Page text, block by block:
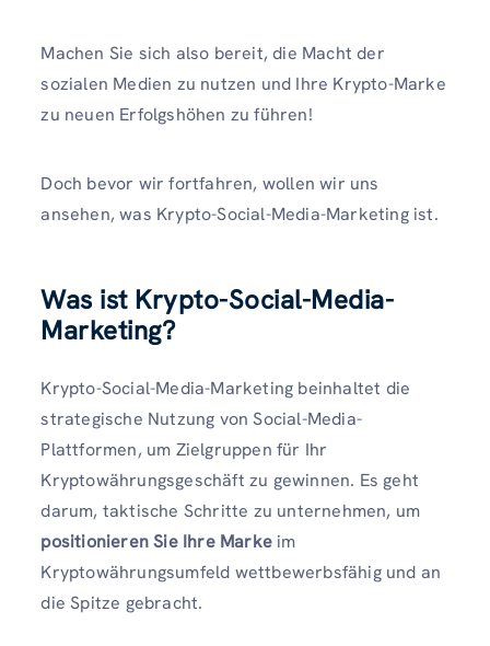
Machen Sie sich also bereit, die Macht der
sozialen Medien zu nutzen und Ihre Krypto-Marke
zu neuen Erfolgshöhen zu führen!
Doch bevor wir fortfahren, wollen wir uns
ansehen, was Krypto-Social-Media-Marketing ist.
Was ist Krypto-Social-Media-
Marketing?
Krypto-Social-Media-Marketing beinhaltet die
strategische Nutzung von Social-Media-
Plattformen, um Zielgruppen für Ihr
Kryptowährungsgeschäft zu gewinnen. Es geht
darum, taktische Schritte zu unternehmen, um
positionieren Sie Ihre Marke im
Kryptowährungsumfeld wettbewerbsfähig und an
die Spitze gebracht.